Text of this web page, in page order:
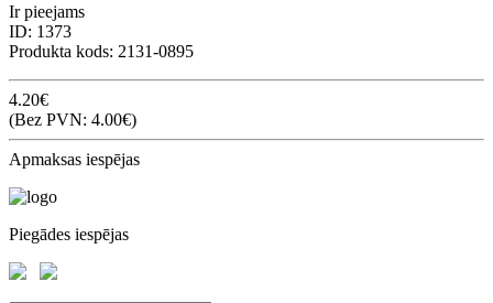
Ir pieejams
ID: 1373
Produkta kods: 2131-0895
4.20€
(Bez PVN: 4.00€)
Apmaksas iespējas
Piegādes iespējas